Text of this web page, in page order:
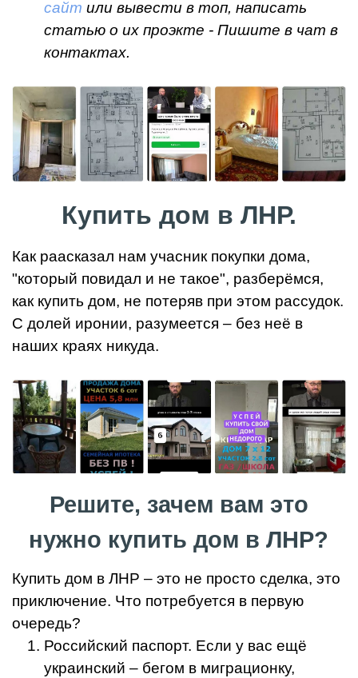
сайт или вывести в топ, написать
статью о их проэкте - Пишите в чат в
контактах.
Купить дом в ЛНР.
Как раасказал нам учасник покупки дома,
"который повидал и не такое", разберёмся,
как купить дом, не потеряв при этом рассудок.
С долей иронии, разумеется – без неё в
наших краях никуда.
Решите, зачем вам это
нужно купить дом в ЛНР?
Купить дом в ЛНР – это не просто сделка, это
приключение. Что потребуется в первую
очередь?
Российский паспорт. Если у вас ещё
украинский – бегом в миграционку,